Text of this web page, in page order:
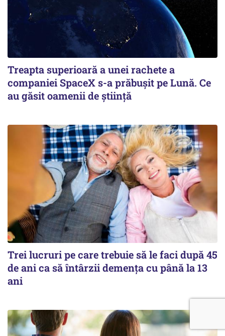
Treapta superioară a unei rachete a
companiei SpaceX s-a prăbușit pe Lună. Ce
au găsit oamenii de știință
Trei lucruri pe care trebuie să le faci după 45
de ani ca să întârzii demența cu până la 13
ani